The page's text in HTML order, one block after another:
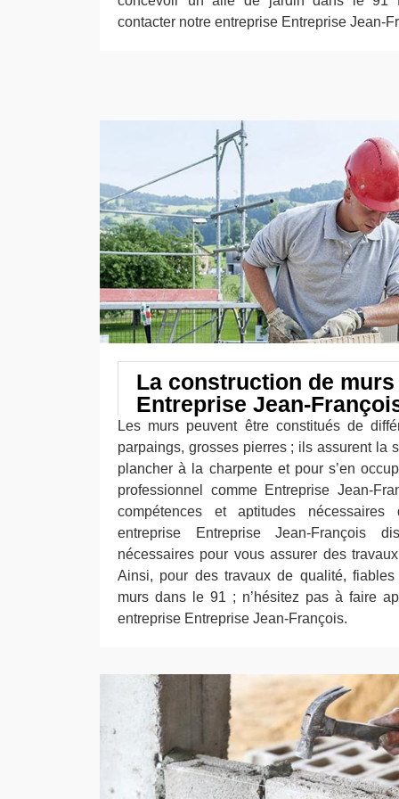
contacter notre entreprise Entreprise Jean-
La construction de murs
Entreprise Jean-
Les murs peuvent être constitués de
parpaings, grosses pierres ; ils assurent la
plancher à la charpente et pour s’en
professionnel comme Entreprise Jean-
compétences et aptitudes
entreprise Entreprise Jean-François
nécessaires pour vous assurer des
Ainsi, pour des travaux de qualité,
murs dans le 91 ; n’hésitez pas à faire
entreprise Entreprise Jean-François.